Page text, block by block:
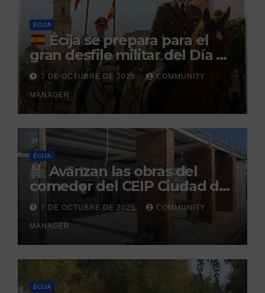
ÉCIJA
Écija se prepara para el
gran desfile militar del Día de
la Hispanidad organizado por
el Centro Militar de Cría
Caballar
7 DE OCTUBRE DE 2025 COMMUNITY
MANAGER
ÉCIJA
Avanzan las obras del
comedor del CEIP Ciudad del
Sol: su finalización está
prevista para finales de 2025
7 DE OCTUBRE DE 2025 COMMUNITY
MANAGER
ÉCIJA